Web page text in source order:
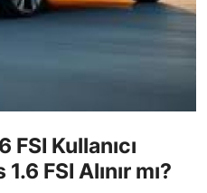
Kullanıcı
FSI Alınır mı?